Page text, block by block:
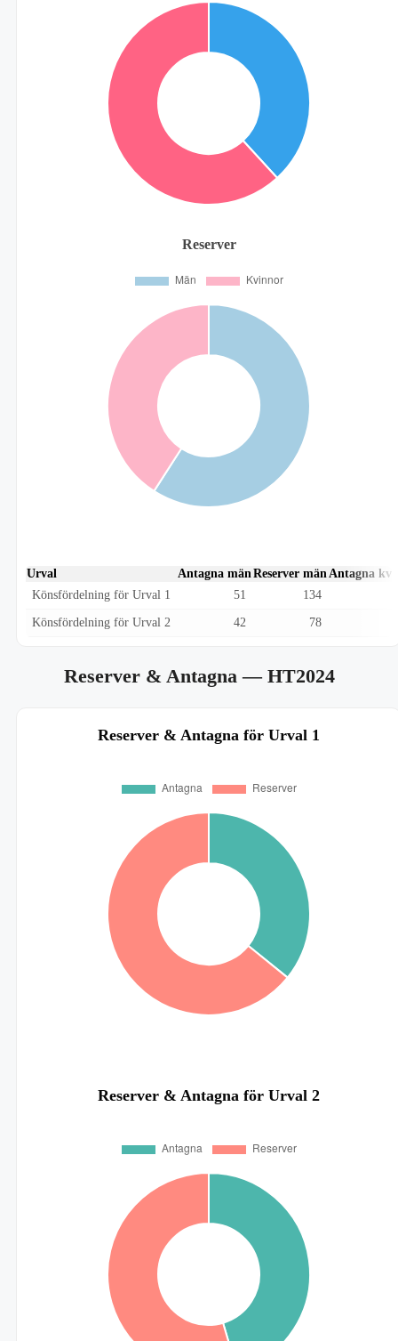
Reserver
Urval Antagna mänReserver mänAntagna
Könsfördelning för Urval 1
51 134
Könsfördelning för Urval 2 42 78
Reserver & Antagna— HT2024
Reserver & Antagna för Urval 1
Reserver & Antagna för Urval 2